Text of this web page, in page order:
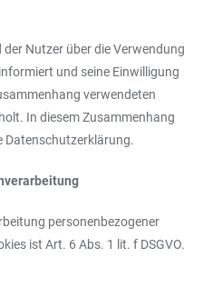
Nutzer über die Verwendung
und seine Einwilligung
verwendeten
In diesem Zusammenhang
Datenschutzerklärung.
personenbezogener
ist Art. 6 Abs. 1 lit. f DSGVO.